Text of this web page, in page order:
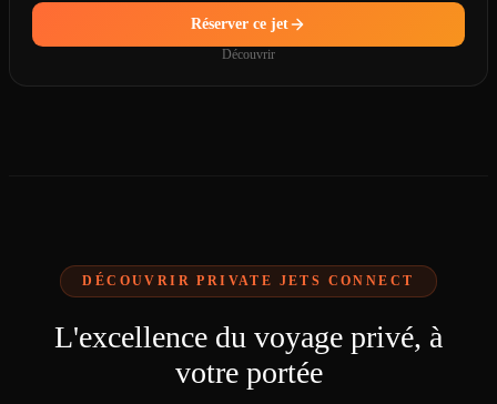
Réserver ce jet
Découvrir
DÉCOUVRIR PRIVATE JETS CONNECT
L'excellence du voyage privé, à
votre portée